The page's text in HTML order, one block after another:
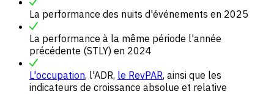
La performance des nuits d'événements en 2025
La performance à la même période l'année
précédente (STLY) en 2024
L'occupation, l'ADR, le RevPAR, ainsi que les
indicateurs de croissance absolue et relative